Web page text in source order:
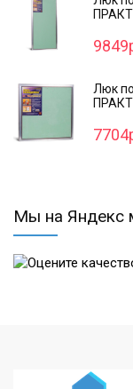
Люк
Мы на Яндекс